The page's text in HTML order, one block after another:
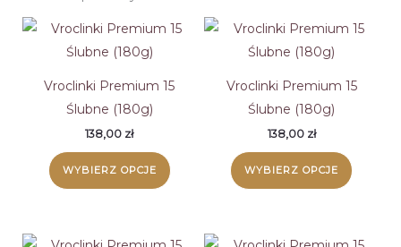
Vroclinki Premium 15
Ślubne (180g)
138,00 zł
WYBIERZ OPCJE
Vroclinki Premium 15
Ślubne (180g)
138,00 zł
WYBIERZ OPCJE